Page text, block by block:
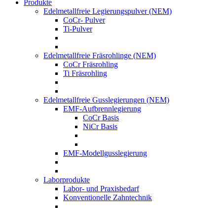
Produkte
Edelmetallfreie Legierungspulver (NEM)
CoCr- Pulver
Ti-Pulver
Edelmetallfreie Fräsrohlinge (NEM)
CoCr Fräsrohling
Ti Fräsrohling
Edelmetallfreie Gusslegierungen (NEM)
EMF-Aufbrennlegierung
CoCr Basis
NiCr Basis
EMF-Modellgusslegierung
Laborprodukte
Labor- und Praxisbedarf
Konventionelle Zahntechnik